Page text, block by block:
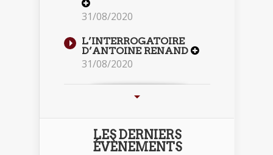
31/08/2020
L’INTERROGATOIRE
D’ANTOINE RENAND
31/08/2020
LES DERNIERS
ÉVÈNEMENTS